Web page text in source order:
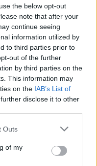
the below opt-out
note that after your
continue seeing
information utilized by
to third parties prior to
out of the further
by third parties on the
This information may
on the IAB’s List of
disclose it to other
one or more Google
You may click to
its third-party tags to
Outs
of my
μέτωπο έφτασε
χωριά στην περιοχή